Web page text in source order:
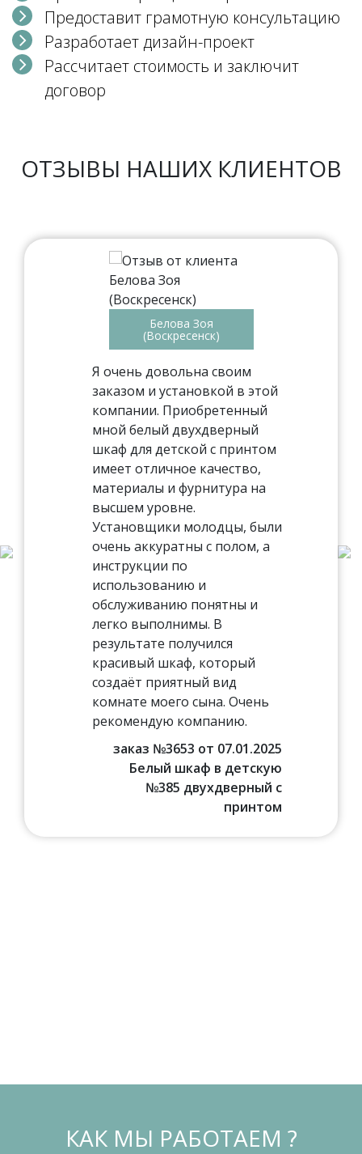
Предоставит грамотную консультацию
Разработает дизайн-проект
Рассчитает стоимость и заключит
договор
ОТЗЫВЫ НАШИХ КЛИЕНТОВ
Белова Зоя
(Воскресенск)
Я очень довольна своим
заказом и установкой в этой
компании. Приобретенный
мной белый двухдверный
шкаф для детской с принтом
имеет отличное качество,
материалы и фурнитура на
высшем уровне.
Установщики молодцы, были
очень аккуратны с полом, а
инструкции по
использованию и
обслуживанию понятны и
легко выполнимы. В
результате получился
красивый шкаф, который
создаёт приятный вид
комнате моего сына. Очень
рекомендую компанию.
заказ №3653 от 07.01.2025
Белый шкаф в детскую
№385 двухдверный с
принтом
КАК МЫ РАБОТАЕМ ?